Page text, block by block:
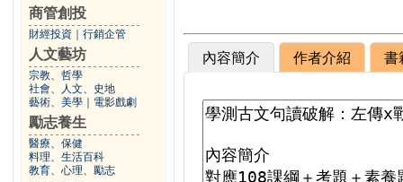
商管創投
財經投資 行銷企管
人文藝坊
宗教、哲學
社會、人文、史地
藝術、美學
電影戲劇
勵志養生
醫療、保健
料理、生活百科
教育、心理、勵志
內容簡介 作者介紹 書